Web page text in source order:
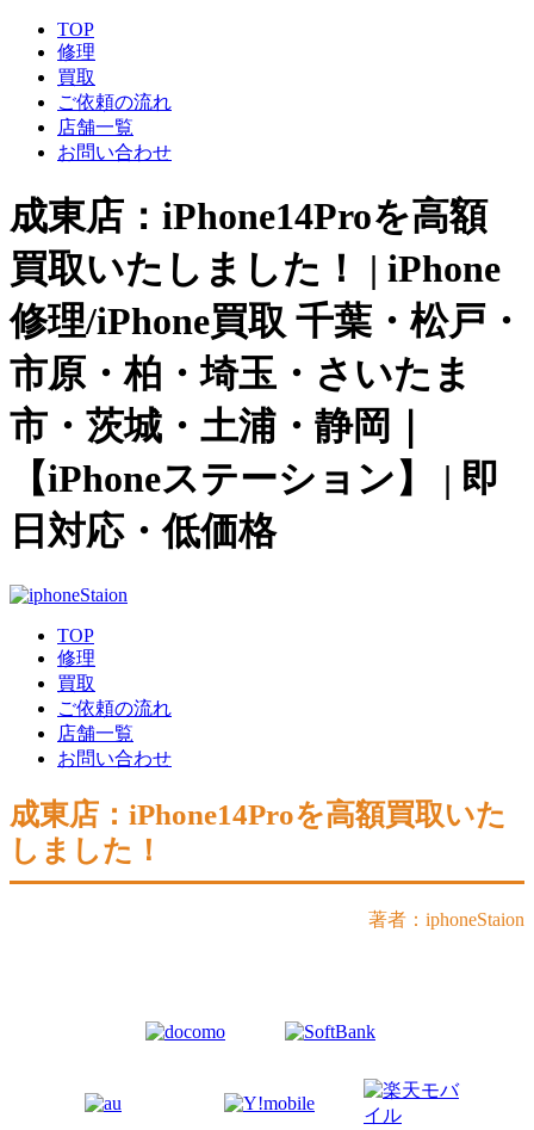
TOP
修理
買取
ご依頼の流れ
店舗一覧
お問い合わせ
成東店：iPhone14Proを高額
買取いたしました！ | iPhone
修理/iPhone買取 千葉・松戸・
市原・柏・埼玉・さいたま
市・茨城・土浦・静岡｜
【iPhoneステーション】 | 即
日対応・低価格
TOP
修理
買取
ご依頼の流れ
店舗一覧
お問い合わせ
成東店：iPhone14Proを高額買取いた
しました！
著者：iphoneStaion